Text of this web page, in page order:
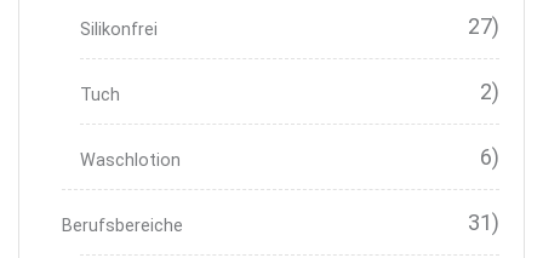
Silikonfrei 27)
Tuch 2)
Waschlotion 6)
Berufsbereiche 31)